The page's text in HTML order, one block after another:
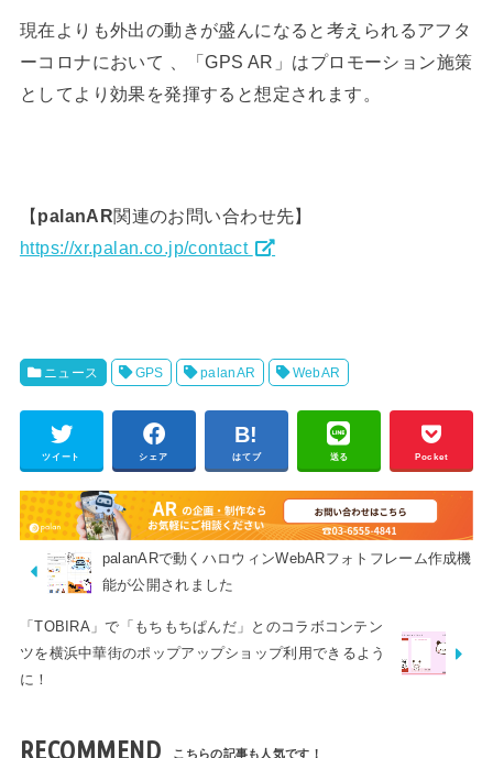
現在よりも外出の動きが盛んになると考えられるアフタ
ーコロナにおいて 、「GPS AR」はプロモーション施策
としてより効果を発揮すると想定されます。
【palanAR関連のお問い合わせ先】
https://xr.palan.co.jp/contact
ニュース GPS palanAR WebAR
ツイート シェア はてブ 送る Pocket
palanARで動くハロウィンWebARフォトフレーム作成機
能が公開されました
「TOBIRA」で「もちもちぱんだ」とのコラボコンテン
ツを横浜中華街のポップアップショップ利用できるよう
に！
RECOMMEND